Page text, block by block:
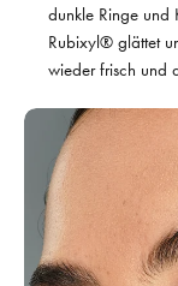
dunkle Ringe und
Rubixyl® glättet
wieder frisch und